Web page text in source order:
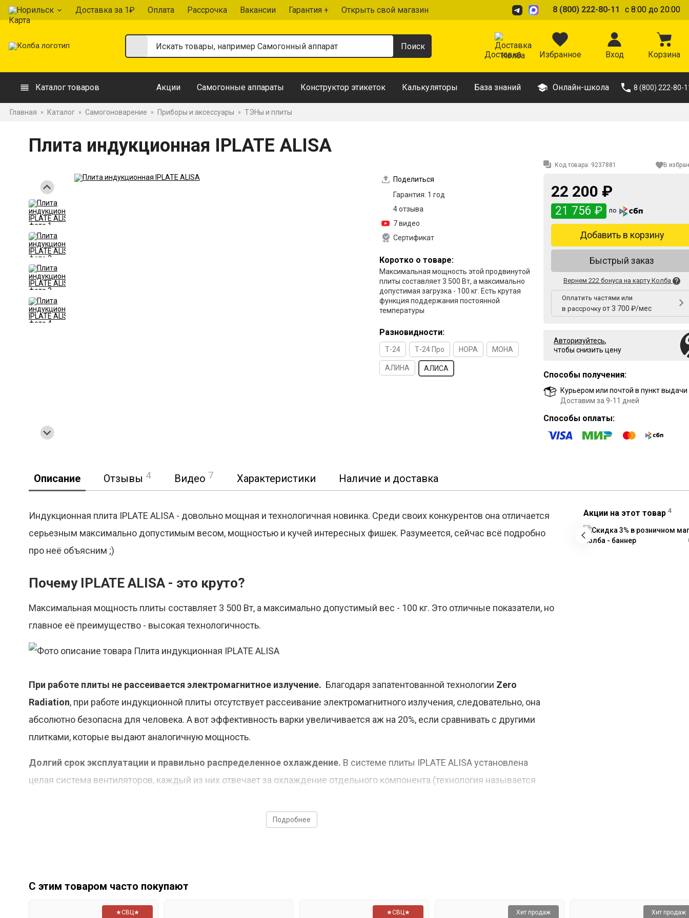
Норильск Доставка за 1₽ Оплата Рассрочка Вакансии Гарантия + Открыть свой магазин 8 (800) 222-80-11 с 8:00 до 20:00
Доставка Избранное Вход Корзина
Каталог товаров Акции Самогонные аппараты Конструктор этикеток Калькуляторы База знаний Онлайн-школа 8 (800) 222-80-
Главная » Каталог » Самогоноварение » Приборы и аксессуары » ТЭНы и плиты
Плита индукционная IPLATE ALISA
Поделиться
Гарантия: 1 год
4 отзыва
7 видео
Сертификат
Коротко о товаре:
Максимальная мощность этой продвинутой
плиты составляет 3 500 Вт, а максимально
допустимая загрузка - 100 кг. Есть крутая
функция поддержания постоянной
температуры
Разновидности:
Т-24 Т-24 Про НОРА МОНА
АЛИНА АЛИСА
Код товара: 9237881 В
22 200 ₽
21 756 ₽ по
Добавить в корзину
Быстрый заказ
Вернем 222 бонуса на карту Колба
Оплатить частями или
в рассрочку от 3 700 ₽/мес
Авторизуйтесь,
чтобы снизить цену
Способы получения:
Курьером или почтой в пункт выдачи
Доставим за 9-11 дней
Способы оплаты:
Описание Отзывы 4 Видео 7 Характеристики Наличие и доставка
Индукционная плита IPLATE ALISA - довольно мощная и технологичная новинка. Среди своих конкурентов она отличается
серьезным максимально допустимым весом, мощностью и кучей интересных фишек. Разумеется, сейчас всё подробно
про неё объясним ;)
Почему IPLATE ALISA - это круто?
Максимальная мощность плиты составляет 3 500 Вт, а максимально допустимый вес - 100 кг. Это отличные показатели, но
главное её преимущество - высокая технологичность.
При работе плиты не рассеивается электромагнитное излучение. Благодаря запатентованной технологии Zero
Radiation, при работе индукционной плиты отсутствует рассеивание электромагнитного излучения, следовательно, она
абсолютно безопасна для человека. А вот эффективность варки увеличивается аж на 20%, если сравнивать с другими
плитками, которые выдают аналогичную мощность.
Долгий срок эксплуатации и правильно распределенное охлаждение. В системе плиты IPLATE ALISA установлена
целая система вентиляторов, каждый из них отвечает за охлаждение отдельного компонента (технология называется
, - они отвечают за все процессы.
температурные показания и передаёт их в процессор плиты.
Подробнее
Акции на этот товар 4
С этим товаром часто покупают
★СВЦ★ ★СВЦ★ Хит продаж Хит продаж